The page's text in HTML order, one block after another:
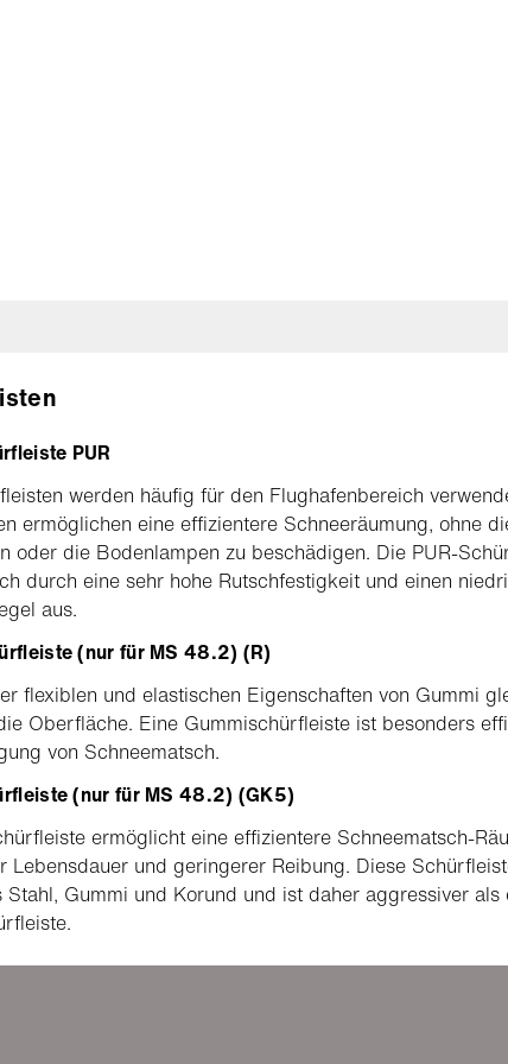
PUR
werden häufig für den Flughafenbereich
ermöglichen eine effizientere Schneeräumung, ohne
oder die Bodenlampen zu beschädigen. Die PUR-
durch eine sehr hohe Rutschfestigkeit und einen
aus.
(nur für MS 48.2) (R)
flexiblen und elastischen Eigenschaften von Gummi
Oberfläche. Eine Gummischürfleiste ist besonders
von Schneematsch.
(nur für MS 48.2) (GK5)
ermöglicht eine effizientere Schneematsch-
Lebensdauer und geringerer Reibung. Diese
Stahl, Gummi und Korund und ist daher aggressiver als